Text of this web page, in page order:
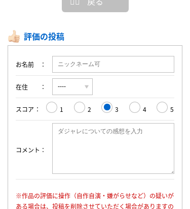
評価の投稿
お名前
在住
スコア 1 2 3 4 5
コメント
※作品の評価に操作（自作自演・嫌がらせなど）の疑いが
ある場合は、投稿を削除させていただく場合がありますの